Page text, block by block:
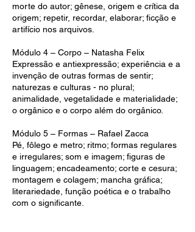
morte do autor; gênese, origem e crítica da
origem; repetir, recordar, elaborar; ficção e
artifício nos arquivos.
Módulo 4 – Corpo – Natasha Felix
Expressão e antiexpressão; experiência e a
invenção de outras formas de sentir;
naturezas e culturas - no plural;
animalidade, vegetalidade e materialidade;
o orgânico e o corpo além do orgânico.
Módulo 5 – Formas – Rafael Zacca
Pé, fôlego e metro; ritmo; formas regulares
e irregulares; som e imagem; figuras de
linguagem; encadeamento; corte e cesura;
montagem e colagem; mancha gráfica;
literariedade, função poética e o trabalho
com o significante.